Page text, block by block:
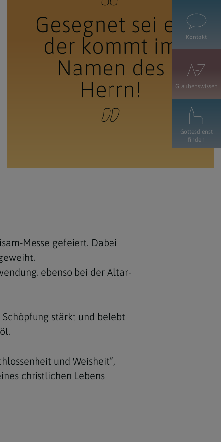
Kontakt
Glaubenswissen
Gottesdienst
finden
Gesegnet sei er,
der kommt im
Namen des
Herrn!
Messe gefeiert. Dabei
ebenso bei der Altar-
stärkt und belebt
und Weisheit“,
christlichen Lebens